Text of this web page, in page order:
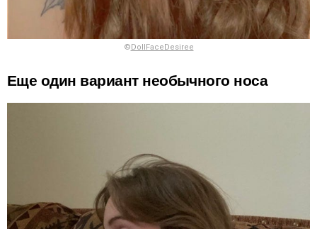
© DollFaceDesiree
Еще один вариант необычного носа